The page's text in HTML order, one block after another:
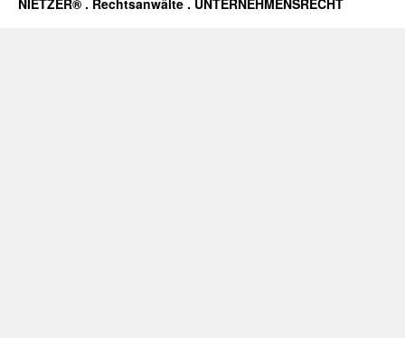
NIETZER® . Rechtsanwälte . UNTERNEHMENSRECHT